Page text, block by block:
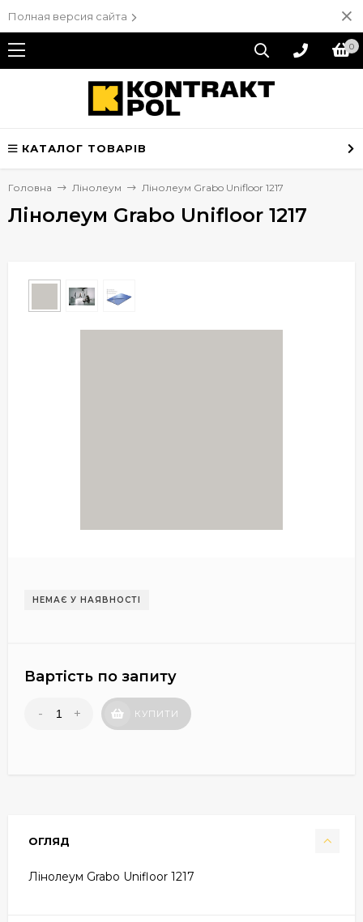
Полная версия сайта
0
КАТАЛОГ ТОВАРІВ
Головна Лінолеум Лінолеум Grabo Unifloor 1217
Лінолеум Grabo Unifloor 1217
НЕМАЄ У НАЯВНОСТІ
Вартість по запиту
- + КУПИТИ
ОГЛЯД
Лінолеум Grabo Unifloor 1217